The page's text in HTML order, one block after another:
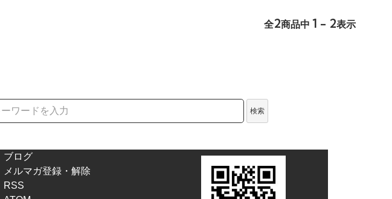
全2商品中 1 - 2表示
検索
ブログ
メルマガ登録・解除
RSS